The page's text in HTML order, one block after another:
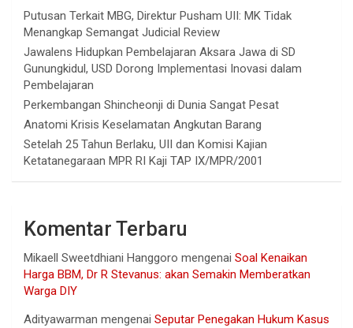
Putusan Terkait MBG, Direktur Pusham UII: MK Tidak
Menangkap Semangat Judicial Review
Jawalens Hidupkan Pembelajaran Aksara Jawa di SD
Gunungkidul, USD Dorong Implementasi Inovasi dalam
Pembelajaran
Perkembangan Shincheonji di Dunia Sangat Pesat
Anatomi Krisis Keselamatan Angkutan Barang
Setelah 25 Tahun Berlaku, UII dan Komisi Kajian
Ketatanegaraan MPR RI Kaji TAP IX/MPR/2001
Komentar Terbaru
Mikaell Sweetdhiani Hanggoro mengenai Soal Kenaikan
Harga BBM, Dr R Stevanus: akan Semakin Memberatkan
Warga DIY
Adityawarman mengenai Seputar Penegakan Hukum Kasus